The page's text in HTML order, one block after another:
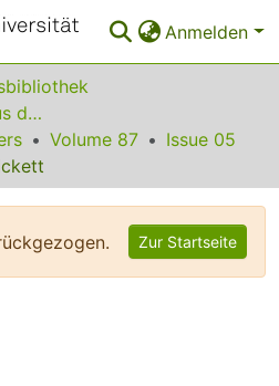
Anmelden
Sonstige Volltexte aus dem Bibliotheksangebot
Volume 87
Issue 05
Zur Startseite